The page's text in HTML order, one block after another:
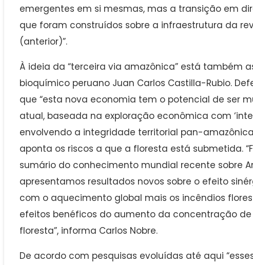
emergentes em si mesmas, mas a transição em
que foram construídos sobre a infraestrutura da
(anterior)”.
À ideia da “terceira via amazônica” está também
bioquímico peruano Juan Carlos Castilla-Rubio.
que “esta nova economia tem o potencial de ser
atual, baseada na exploração econômica com
envolvendo a integridade territorial pan-
aponta os riscos a que a floresta está submetida.
sumário do conhecimento mundial recente sobre
apresentamos resultados novos sobre o efeito
com o aquecimento global mais os incêndios
efeitos benéficos do aumento da concentração
floresta”, informa Carlos Nobre.
De acordo com pesquisas evoluídas até aqui